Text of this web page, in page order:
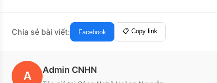
Chia sẻ bài viết: Facebook 📋 Copy link
A Admin CNHN